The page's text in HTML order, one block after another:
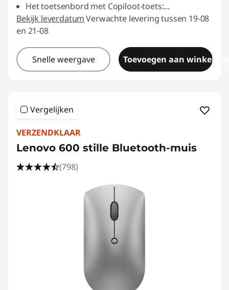
Het toetsenbord met Copiloot-toets:...
Bekijk leverdatumVerwachte levering tussen 19-08
en 21-08
Snelle weergave Toevoegen aan
Vergelijken
VERZENDKLAAR
Lenovo 600 stille Bluetooth-muis
(798)